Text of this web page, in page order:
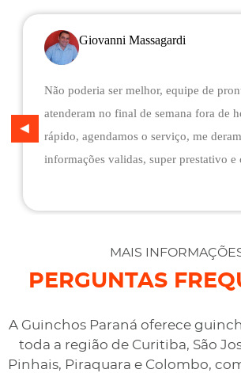
Giovanni Massagardi
Não poderia ser melhor, equipe de
atenderam no final de semana fora de
rápido, agendamos o serviço, me
informações validas, super prestativo e
desviaram para uma oficina mais
qualquer custo na maior boa vontade.
MAIS
PERGUNTAS
A Guinchos Paraná oferece
toda a região de Curitiba, São
Pinhais, Piraquara e Colombo,